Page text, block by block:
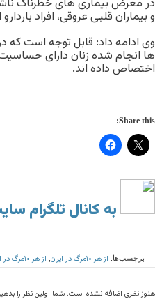
و بیماران قلبی عروقی، افراد
وی ادامه داد: قابل توجه است
ها انجام شده زنان دارای
اختصاص داده اند.
Share this:
به کانال تلگرام
برچسب‌ها: از هر ۱۰مرگ در ایران از هر ۱۰مرگ در ایران، یکی بر اثر آلودگی هواست
هنوز نظری اضافه نشده است. شما اولین نظر را